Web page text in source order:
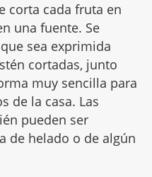
corta cada fruta en
una fuente. Se
sea exprimida
cortadas, junto
muy sencilla para
de la casa. Las
pueden ser
de helado o de algún